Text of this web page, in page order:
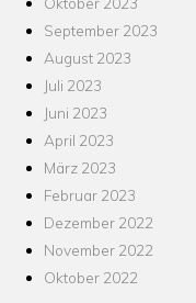
September 2023
August 2023
Juli 2023
Juni 2023
April 2023
März 2023
Februar 2023
Dezember 2022
November 2022
Oktober 2022